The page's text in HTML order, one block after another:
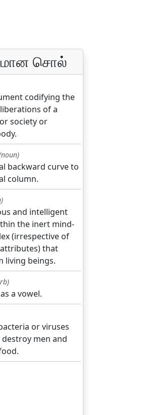
சொல்
codifying the
of a
society or
backward curve to
column.
and intelligent
the inert mind-
(irrespective of
that
living beings.
a vowel.
or viruses
men and